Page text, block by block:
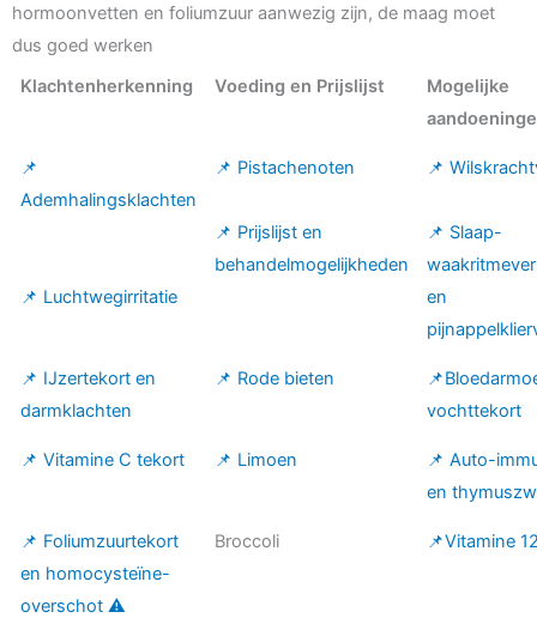
hormoonvetten en foliumzuur aanwezig zijn, de maag moet
dus goed werken
Klachtenherkenning
Voeding en Prijslijst
Mogelijke
📌
Ademhalingsklachten
📌 Luchtwegirritatie
📌 Pistachenoten
📌 Prijslijst en
behandelmogelijkheden
📌
📌 Slaap-
en
📌 IJzertekort en
darmklachten
📌 Rode bieten
vochttekort
📌 Vitamine C tekort 📌 Limoen
📌 Auto-
en
📌 Foliumzuurtekort
en homocysteïne-
overschot ⚠️
Broccoli 📌Vitamine